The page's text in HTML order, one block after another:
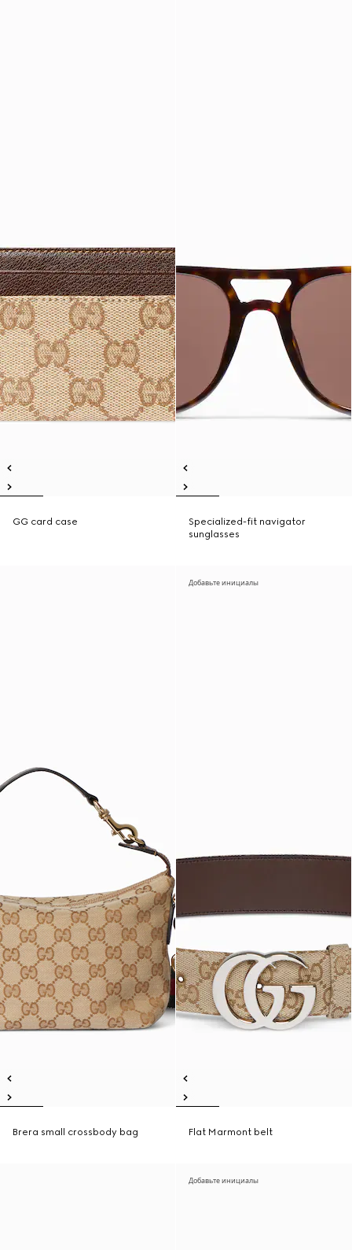
GG card case
Specialized-fit navigator
sunglasses
Brera small crossbody bag
Добавьте инициалы
Flat Marmont belt
Добавьте инициалы